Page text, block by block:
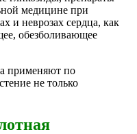
медицине при
и неврозах сердца, как
обезболивающее
применяют по
не только